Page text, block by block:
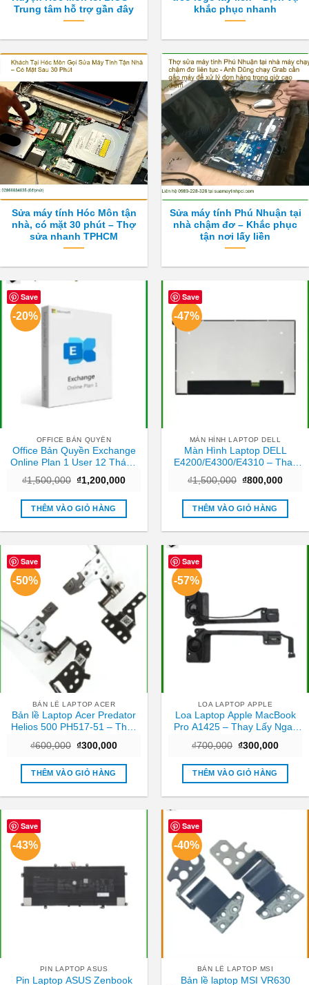
Trung tâm hỗ trợ gần đây
khắc phục nhanh
Sửa máy tính Hóc Môn tận
nhà, có mặt 30 phút – Thợ
sửa nhanh TPHCM
Sửa máy tính Phú Nhuận tại
nhà chậm đơ – Khắc phục
tận nơi lấy liền
Save
-20%
OFFICE BẢN QUYỀN
Office Bản Quyền Exchange
Online Plan 1 User 12 Tháng
₫1,500,000 Giá
là:
₫1,500,000.
₫1,200,000Giá
tại
₫1,200,000.
THÊM VÀO GIỎ HÀNG
Save
-47%
MÀN HÌNH LAPTOP DELL
Màn Hình Laptop DELL
E4200/E4300/E4310 – Thay
₫1,500,000 Giá
là:
₫1,500,000.
₫800,000Giá
tại
THÊM VÀO GIỎ HÀNG
Save
-50%
BẢN LỀ LAPTOP ACER
Bản lề Laptop Acer Predator
Helios 500 PH517-51 – Thay
₫600,000 Giá
là:
₫600,000.
₫300,000Giá
tại
₫300,000.
THÊM VÀO GIỎ HÀNG
Save
-57%
LOA LAPTOP APPLE
Loa Laptop Apple MacBook
Pro A1425 – Thay Lấy Ngay
₫700,000 Giá
là:
₫700,000.
₫300,000Giá
tại
THÊM VÀO GIỎ HÀNG
Save
-43%
PIN LAPTOP ASUS
Pin Laptop ASUS Zenbook
Save
-40%
BẢN LỀ LAPTOP MSI
Bản lề laptop MSI VR630